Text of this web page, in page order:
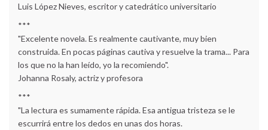
Luis López Nieves, escritor y catedrático universitario
***
"Excelente novela. Es realmente cautivante, muy bien
construida. En pocas páginas cautiva y resuelve la trama... Para
los que no la han leído, yo la recomiendo".
Johanna Rosaly, actriz y profesora
***
"La lectura es sumamente rápida. Esa antigua tristeza se le
escurrirá entre los dedos en unas dos horas.